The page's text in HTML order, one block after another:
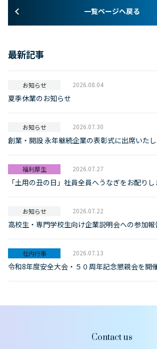
一覧ページへ戻る
最新記事
お知らせ 2026.08.04
夏季休業のお知らせ
お知らせ 2026.07.30
創業・開設 永年継続企業の表彰式に出席いた
福利厚生 2026.07.27
「土用の丑の日」社員全員へうなぎをお配り
お知らせ 2026.07.22
高校生・専門学校生向け企業説明会への参加報
社内行事 2026.07.13
令和8年度安全大会・５０周年記念懇親会を開
Contact us